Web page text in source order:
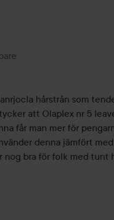
hårstrån som
att Olaplex nr 5
får man mer för
denna jämfört
bra för folk med tunt